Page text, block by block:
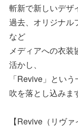
斬新で新しいデザ
過去、オリジナル
など
メディアへの衣装
活かし、
「Revive」とい
吹を落とし込みま
【Revive（リヴ